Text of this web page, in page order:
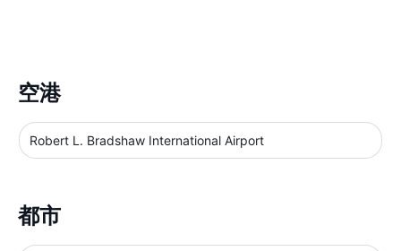
空港
Robert L. Bradshaw International Airport
都市